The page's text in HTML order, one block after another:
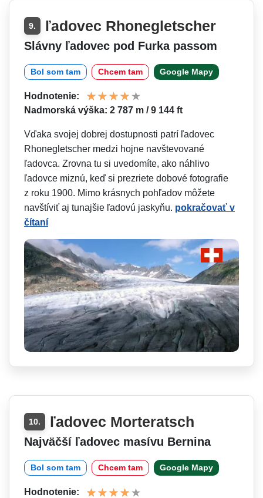
9. ľadovec Rhonegletscher
Slávny ľadovec pod Furka passom
Bol som tam Chcem tam Google Mapy
Hodnotenie:
Nadmorská výška: 2 787 m / 9 144 ft
Vďaka svojej dobrej dostupnosti patrí ľadovec
Rhonegletscher medzi hojne navštevované
ľadovca. Zrovna tu si uvedomíte, ako náhlivo
ľadovce miznú, keď si prezriete dobové fotografie
z roku 1900. Mimo krásnych pohľadov môžete
navštíviť aj tunajšie ľadovú jaskyňu. pokračovať v
čítaní
10. ľadovec Morteratsch
Najväčší ľadovec masívu Bernina
Bol som tam Chcem tam Google Mapy
Hodnotenie: